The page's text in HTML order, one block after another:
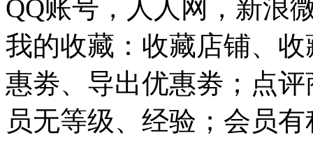
QQ账号，人人网，新浪
我的收藏：收藏店铺、
惠劵、导出优惠劵；点
员无等级、经验；会员